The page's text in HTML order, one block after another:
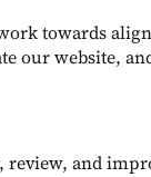
towards
our website,
and